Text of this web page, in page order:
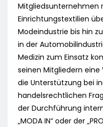
Mitgliedsunternehmen
Einrichtungstextilien
Modeindustrie bis hin
in der
Medizin zum Einsatz
seinen Mitgliedern eine
die Unterstützung bei
handelsrechtlichen
der Durchführung
„MODA IN“ oder der